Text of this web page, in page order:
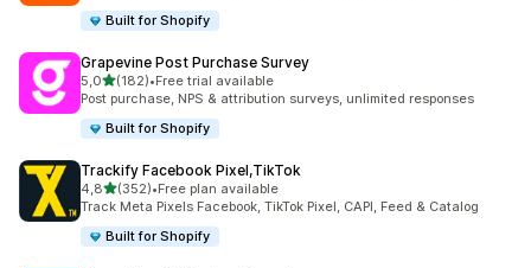
Built for Shopify
Grapevine Post Purchase Survey
5,0z 5 hvězd
(182)
Celkový počet recenzí: 182
•Free trial available
Post purchase, NPS & attribution surveys, unlimited responses
Built for Shopify
Trackify Facebook Pixel,TikTok
4,8z 5 hvězd
(352)
Celkový počet recenzí: 352
•Free plan available
Track Meta Pixels Facebook, TikTok Pixel, CAPI, Feed & Catalog
Built for Shopify